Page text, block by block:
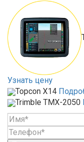
Узнать цену
Topcon X14
Trimble TMX-2050